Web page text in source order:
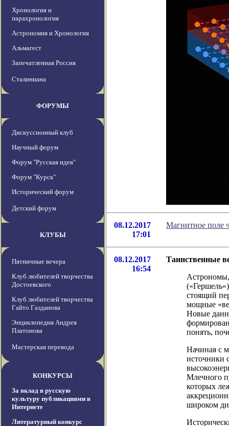
Хронология и
парахронология
Астрономия и Хронология
Альмагест
Запечатленная Россия
Сталиниана
ФОРУМЫ
Дискуссионный клуб
Научный форум
Форум "Русская идея"
Форум "Курск"
Исторический форум
Детский форум
КЛУБЫ
Пятничные вечера
Клуб любителей творчества
Достоевского
Клуб любителей творчества
Гайто Газданова
Энциклопедия Андрея
Платонова
Мастерская перевода
КОНКУРСЫ
За вклад в русскую
культуру публикациями в
Интернете
Литературный конкурс
08.12.2017
17:01
Магнитное поле
08.12.2017
16:54
Таинственные
Астрономы,
стоящий
мощные
Новые
понять,
Начиная с
источники
Млечного
которых
широком